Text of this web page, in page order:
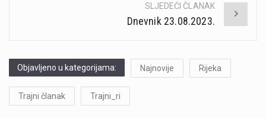
SLJEDEĆI ČLANAK
Dnevnik 23.08.2023.
Objavljeno u kategorijama: Najnovije Rijeka
Trajni članak Trajni_ri